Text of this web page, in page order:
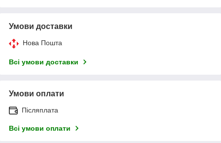
Умови доставки
Нова Пошта
Всі умови доставки
Умови оплати
Післяплата
Всі умови оплати